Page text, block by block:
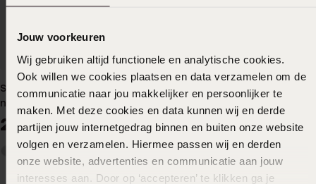
Jouw voorkeuren
Wij gebruiken altijd functionele en analytische cookies.
Ook willen we cookies plaatsen en data verzamelen om de
communicatie naar jou makkelijker en persoonlijker te
maken. Met deze cookies en data kunnen wij en derde
partijen jouw internetgedrag binnen en buiten onze website
volgen en verzamelen. Hiermee passen wij en derden
onze website, advertenties en communicatie aan jouw
interesses aan. Door op ‘accepteren’ te klikken ga je
Stainless steel goldplated
naamarmband voor dames
29
Stainless steel nnamketting
met hartjes voor dames
44